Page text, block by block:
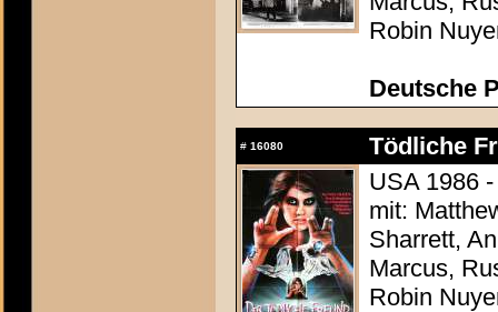
Robin
Deutsche
# 16080
Tödliche
USA 1986
mit:
Sharrett,
Marcus,
Robin